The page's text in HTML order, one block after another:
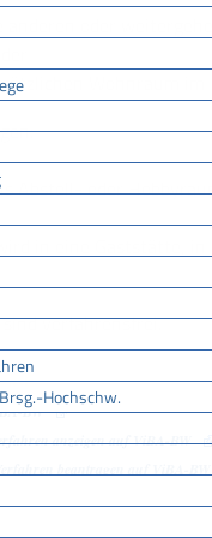
Hochschw.
oder
Wohnraum im
Abstell- oder
in eine Gaststätte, in
verfahrensfrei.
BW
anzeigen auf ViBA-BW
beantragen auf ViBA-BW